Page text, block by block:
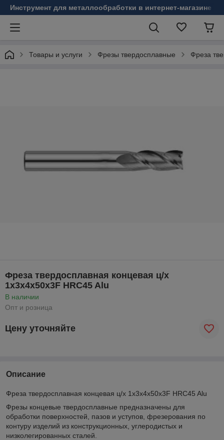
Инструмент для металлообработки в интернет-магазине
Товары и услуги Фрезы твердосплавные Фреза
Фреза твердосплавная концевая ц/х
1x3x4x50x3F HRC45 Alu
В наличии
Опт и розница
Цену уточняйте
Описание
Фреза твердосплавная концевая ц/х 1x3x4x50x3F HRC45 Alu
Фрезы концевые твердосплавные предназначены для
обработки поверхностей, пазов и уступов, фрезерования по
контуру изделий из конструкционных, углеродистых и
низколегированных сталей.